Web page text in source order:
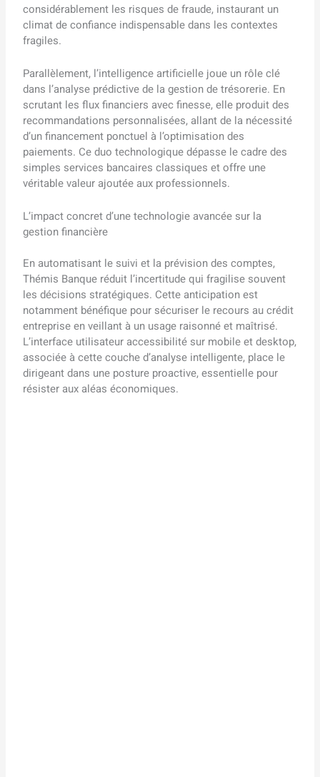
considérablement les risques de fraude, instaurant un
climat de confiance indispensable dans les contextes
fragiles.
Parallèlement, l’intelligence artificielle joue un rôle clé
dans l’analyse prédictive de la gestion de trésorerie. En
scrutant les flux financiers avec finesse, elle produit des
recommandations personnalisées, allant de la nécessité
d’un financement ponctuel à l’optimisation des
paiements. Ce duo technologique dépasse le cadre des
simples services bancaires classiques et offre une
véritable valeur ajoutée aux professionnels.
L’impact concret d’une technologie avancée sur la
gestion financière
En automatisant le suivi et la prévision des comptes,
Thémis Banque réduit l’incertitude qui fragilise souvent
les décisions stratégiques. Cette anticipation est
notamment bénéfique pour sécuriser le recours au crédit
entreprise en veillant à un usage raisonné et maîtrisé.
L’interface utilisateur accessibilité sur mobile et desktop,
associée à cette couche d’analyse intelligente, place le
dirigeant dans une posture proactive, essentielle pour
résister aux aléas économiques.